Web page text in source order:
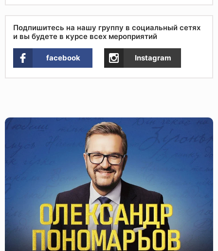
Подпишитесь на нашу группу в социальный сетях
и вы будете в курсе всех мероприятий
facebook Instagram